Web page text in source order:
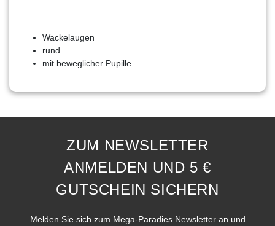
Wackelaugen
rund
mit beweglicher Pupille
ZUM NEWSLETTER
ANMELDEN UND 5 €
GUTSCHEIN SICHERN
Melden Sie sich zum Mega-Paradies Newsletter an und